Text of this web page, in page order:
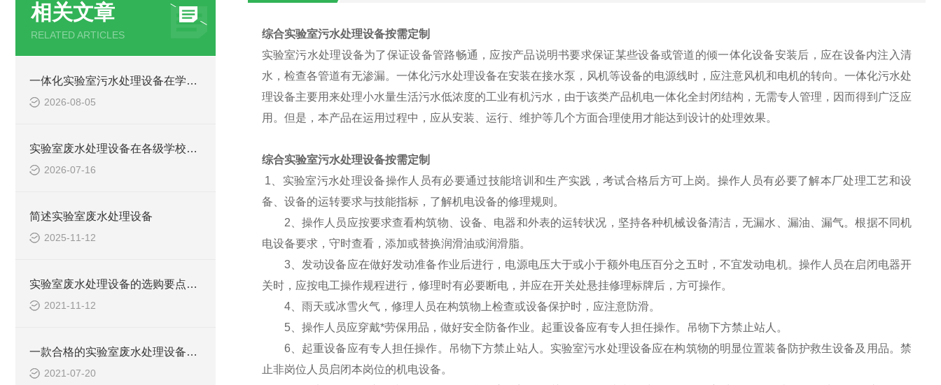
相关文章
RELATED ARTICLES
一体化实验室污水处理设备在学校化学实验室的应用
2026-08-05
实验室废水处理设备在各级学校的应用
2026-07-16
简述实验室废水处理设备
2025-11-12
实验室废水处理设备的选购要点，你知道多少？
2021-11-12
一款合格的实验室废水处理设备有哪些性能要求和组成结构？
2021-07-20
综合实验室污水处理设备按需定制
实验室污水处理设备为了保证设备管路畅通，应按产品说明书要求保证某些设备或管道的倾一体化设备安装后，应在设备内注入清
水，检查各管道有无渗漏。一体化污水处理设备在安装在接水泵，风机等设备的电源线时，应注意风机和电机的转向。一体化污水处
理设备主要用来处理小水量生活污水低浓度的工业有机污水，由于该类产品机电一体化全封闭结构，无需专人管理，因而得到广泛应
用。但是，本产品在运用过程中，应从安装、运行、维护等几个方面合理使用才能达到设计的处理效果。
综合实验室污水处理设备按需定制
1、实验室污水处理设备操作人员有必要通过技能培训和生产实践，考试合格后方可上岗。操作人员有必要了解本厂处理工艺和设
备、设备的运转要求与技能指标，了解机电设备的修理规则。
2、操作人员应按要求查看构筑物、设备、电器和外表的运转状况，坚持各种机械设备清洁，无漏水、漏油、漏气。根据不同机
电设备要求，守时查看，添加或替换润滑油或润滑脂。
3、发动设备应在做好发动准备作业后进行，电源电压大于或小于额外电压百分之五时，不宜发动电机。操作人员在启闭电器开
关时，应按电工操作规程进行，修理时有必要断电，并应在开关处悬挂修理标牌后，方可操作。
4、雨天或冰雪火气，修理人员在构筑物上检查或设备保护时，应注意防滑。
5、操作人员应穿戴*劳保用品，做好安全防备作业。起重设备应有专人担任操作。吊物下方禁止站人。
6、起重设备应有专人担任操作。吊物下方禁止站人。实验室污水处理设备应在构筑物的明显位置装备防护救生设备及用品。禁
止非岗位人员启闭本岗位的机电设备。